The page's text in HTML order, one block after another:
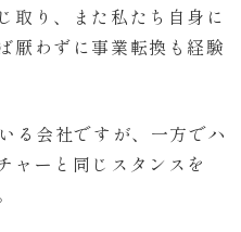
取り、また私たち自身に
厭わずに事業転換も経験
る会社ですが、一方でハ
ャーと同じスタンスを